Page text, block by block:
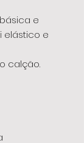
e
elástico e
calção.